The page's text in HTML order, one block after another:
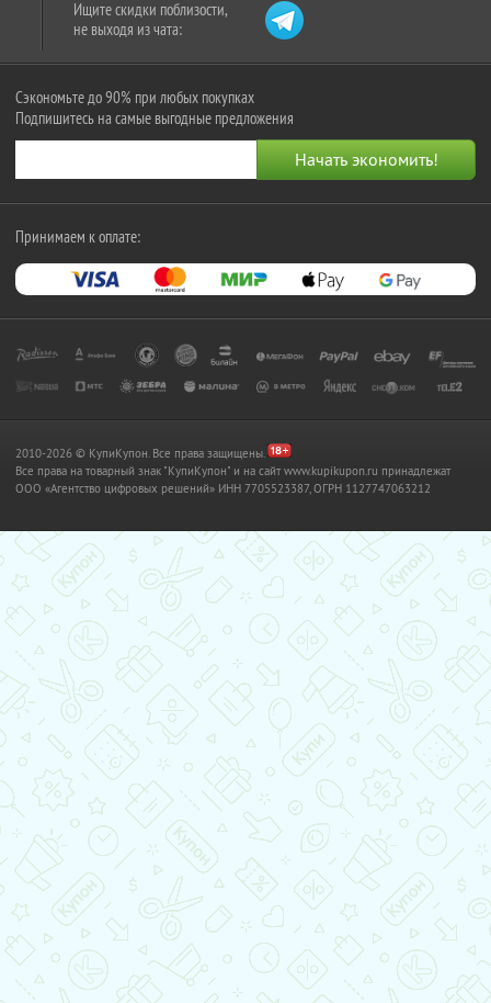
Ищите скидки поблизости,
не выходя из чата:
Сэкономьте до 90% при любых покупках
Подпишитесь на самые выгодные предложения
Принимаем к оплате:
2010-2026 © КупиКупон. Все права защищены.
Все права на товарный знак "КупиКупон" и на сайт www.kupikupon.ru принадлежат
OOO «Агентство цифровых решений» ИНН 7705523387, ОГРН 1127747063212